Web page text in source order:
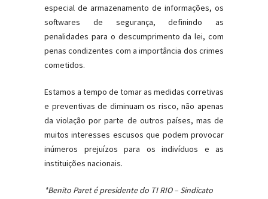
especial de armazenamento de informações, os
softwares de segurança, definindo as
penalidades para o descumprimento da lei, com
penas condizentes com a importância dos crimes
cometidos.
Estamos a tempo de tomar as medidas corretivas
e preventivas de diminuam os risco, não apenas
da violação por parte de outros países, mas de
muitos interesses escusos que podem provocar
inúmeros prejuízos para os indivíduos e as
instituições nacionais.
*Benito Paret é presidente do TI RIO – Sindicato